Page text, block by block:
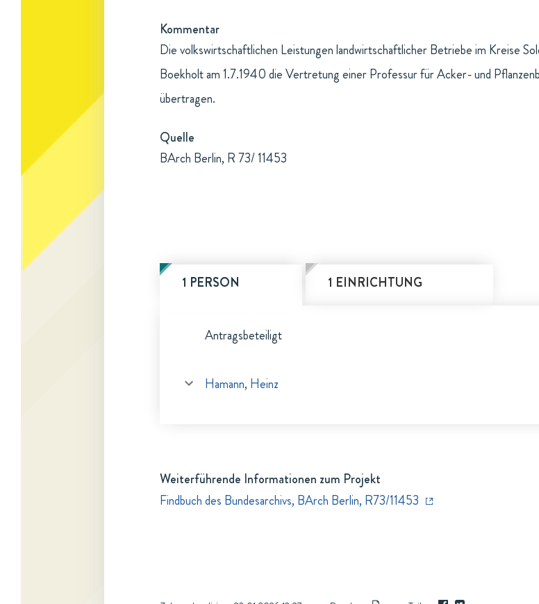
Kommentar
Die volkswirtschaftlichen Leistungen landwirtschaftlicher Betriebe im Kreise
Boekholt am 1.7.1940 die Vertretung einer Professur für Acker- und
übertragen.
Quelle
BArch Berlin, R 73/ 11453
1 PERSON 1 EINRICHTUNG
Antragsbeteiligt
Hamann, Heinz
Weiterführende Informationen zum Projekt
Findbuch des Bundesarchivs, BArch Berlin, R73/11453